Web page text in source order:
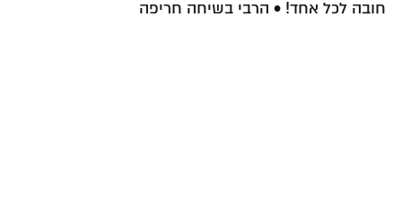
חובה לכל אחד! • הרבי בשיחה חריפה